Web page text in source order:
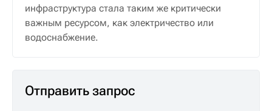
инфраструктура стала таким же критически
важным ресурсом, как электричество или
водоснабжение.
Отправить запрос